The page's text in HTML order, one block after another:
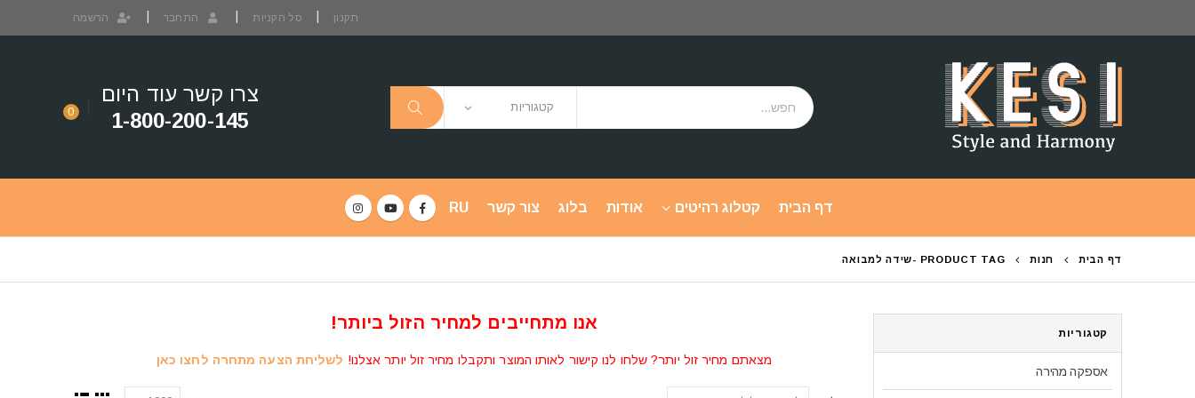
תקנון סל הקניות התחבר הרשמה
קטגוריות
צרו קשר עוד היום
1-800-200-145
0
דף הבית קטלוג רהיטים אודות בלוג צור קשר RU
דף הבית חנות PRODUCT TAG - שידה למבואה
אנו מתחייבים למחיר הזול ביותר!
מצאתם מחיר זול יותר? שלחו לנו קישור לאותו המוצר ותקבלו מחיר זול יותר אצלנו! לשליחת הצעה מתחרה לחצו כאן
קטגוריות
אספקה מהירה